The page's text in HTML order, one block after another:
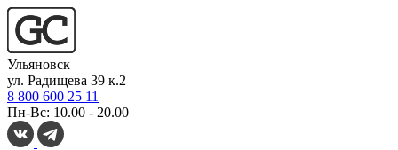
Ульяновск
ул. Радищева 39 к.2
8 800 600 25 11
Пн-Вс: 10.00 - 20.00